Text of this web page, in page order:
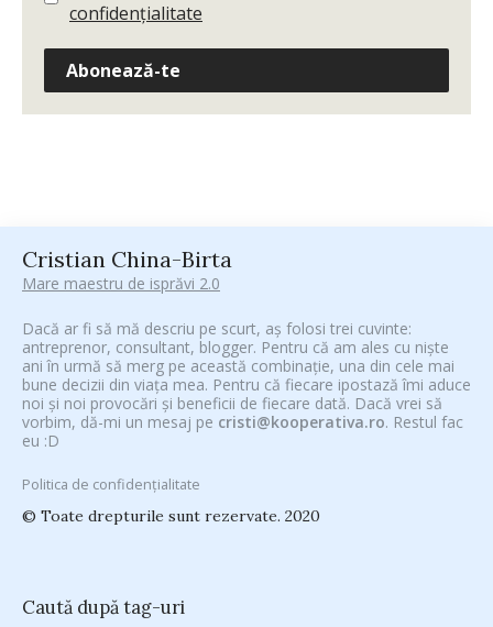
confidențialitate
Abonează-te
Cristian China-Birta
Mare maestru de isprăvi 2.0
Dacă ar fi să mă descriu pe scurt, aș folosi trei cuvinte:
antreprenor, consultant, blogger. Pentru că am ales cu niște
ani în urmă să merg pe această combinație, una din cele mai
bune decizii din viața mea. Pentru că fiecare ipostază îmi aduce
noi și noi provocări și beneficii de fiecare dată. Dacă vrei să
vorbim, dă-mi un mesaj pe cristi@kooperativa.ro. Restul fac
eu :D
Politica de confidențialitate
© Toate drepturile sunt rezervate. 2020
Caută după tag-uri